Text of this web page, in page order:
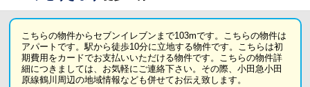
こちらの物件からセブンイレブンまで103mです。こちらの物件は
アパートです。駅から徒歩10分に立地する物件です。こちらは初
期費用をカードでお支払いいただける物件です。こちらの物件詳
細につきましては、お気軽にご連絡下さい。その際、小田急小田
原線鶴川周辺の地域情報なども併せてお伝え致します。